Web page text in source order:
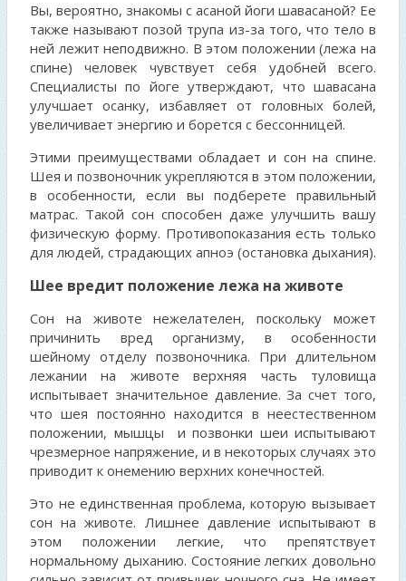
Вы, вероятно, знакомы с асаной йоги шавасаной? Ее
также называют позой трупа из-за того, что тело в
ней лежит неподвижно. В этом положении (лежа на
спине) человек чувствует себя удобней всего.
Специалисты по йоге утверждают, что шавасана
улучшает осанку, избавляет от головных болей,
увеличивает энергию и борется с бессонницей.
Этими преимуществами обладает и сон на спине.
Шея и позвоночник укрепляются в этом положении,
в особенности, если вы подберете правильный
матрас. Такой сон способен даже улучшить вашу
физическую форму. Противопоказания есть только
для людей, страдающих апноэ (остановка дыхания).
Шее вредит положение лежа на животе
Сон на животе нежелателен, поскольку может
причинить вред организму, в особенности
шейному отделу позвоночника. При длительном
лежании на животе верхняя часть туловища
испытывает значительное давление. За счет того,
что шея постоянно находится в неестественном
положении, мышцы и позвонки шеи испытывают
чрезмерное напряжение, и в некоторых случаях это
приводит к онемению верхних конечностей.
Это не единственная проблема, которую вызывает
сон на животе. Лишнее давление испытывают в
этом положении легкие, что препятствует
нормальному дыханию. Состояние легких довольно